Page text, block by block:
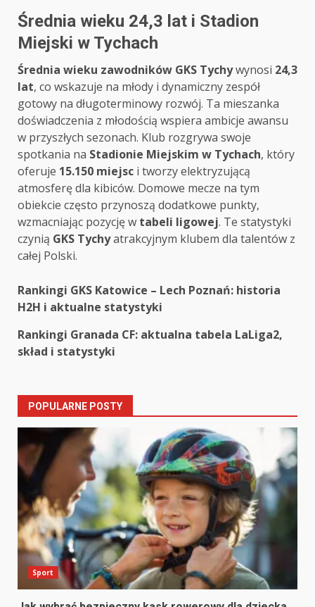
Średnia wieku 24,3 lat i Stadion
Miejski w Tychach
Średnia wieku zawodników GKS Tychywynosi 24,3
lat, co wskazuje na młody i dynamiczny zespół
gotowy na długoterminowy rozwój. Ta mieszanka
doświadczenia z młodością wspiera ambicje awansu
w przyszłych sezonach. Klub rozgrywa swoje
spotkania na Stadionie Miejskim w Tychach, który
oferuje 15.150 miejsc i tworzy elektryzującą
atmosferę dla kibiców. Domowe mecze na tym
obiekcie często przynoszą dodatkowe punkty,
wzmacniając pozycję w tabeli ligowej. Te statystyki
czynią GKS Tychyatrakcyjnym klubem dla talentów z
całej Polski.
Post
Rankingi GKS Katowice – Lech Poznań: historia
H2H i aktualne statystyki
Rankingi Granada CF: aktualna tabela LaLiga2,
skład i statystyki
POPULARNE POSTY
Sport